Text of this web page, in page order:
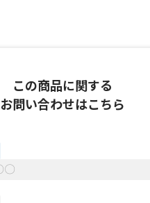
この商品に関する
お問い合わせはこちら